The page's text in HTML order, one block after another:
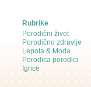
Rubrike
Porodični život
Porodično zdravlje
Lepota & Moda
Porodica porodici
Igrice